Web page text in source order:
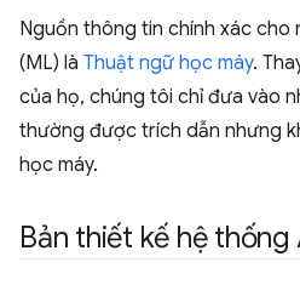
Nguồn thông tin chính xác cho
(ML) là Thuật ngữ học máy.
của họ, chúng tôi chỉ đưa vào
thường được trích dẫn nhưng
học máy.
Bản thiết kế hệ thống